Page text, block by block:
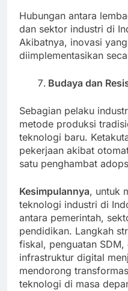
Hubungan antara
dan sektor industri di
Akibatnya, inovasi
diimplementasikan
Budaya dan
Sebagian pelaku
metode produksi
teknologi baru.
pekerjaan akibat
satu penghambat
Kesimpulannya, untuk
teknologi industri di
antara pemerintah,
pendidikan. Langkah
fiskal, penguatan
infrastruktur digital
mendorong
teknologi di masa